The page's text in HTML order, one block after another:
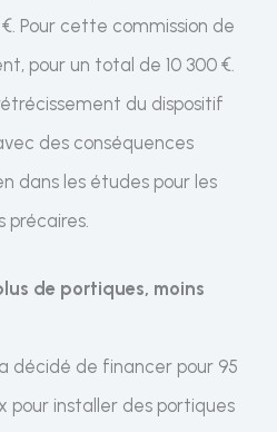
Pour cette commission de
pour un total de 10 300 €.
du dispositif
des conséquences
dans les études pour les
de portiques, moins
décidé de financer pour 95
pour installer des portiques